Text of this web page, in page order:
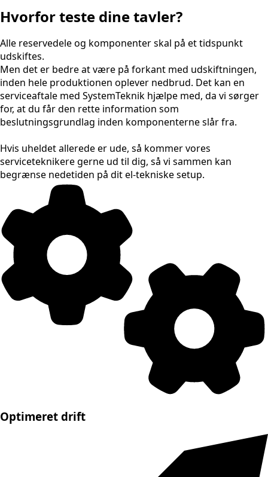
Hvorfor teste dine tavler?
Alle reservedele og komponenter skal på et tidspunkt
udskiftes.
Men det er bedre at være på forkant med udskiftningen,
inden hele produktionen oplever nedbrud. Det kan en
serviceaftale med SystemTeknik hjælpe med, da vi sørger
for, at du får den rette information som
beslutningsgrundlag inden komponenterne slår fra.
Hvis uheldet allerede er ude, så kommer vores
serviceteknikere gerne ud til dig, så vi sammen kan
begrænse nedetiden på dit el-tekniske setup.
Optimeret drift